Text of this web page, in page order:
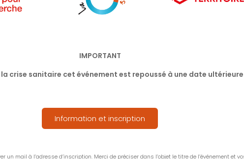
IMPORTANT
la crise sanitaire cet événement est repoussé à une date ultérieure
Information et inscription
un mail à l’adresse d’inscription. Merci de préciser dans l’objet le titre de l’événement et